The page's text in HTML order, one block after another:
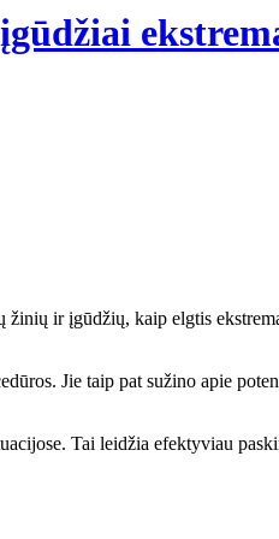
ir įgūdžių, kaip elgtis
Jie taip pat sužino apie
Tai leidžia efektyviau